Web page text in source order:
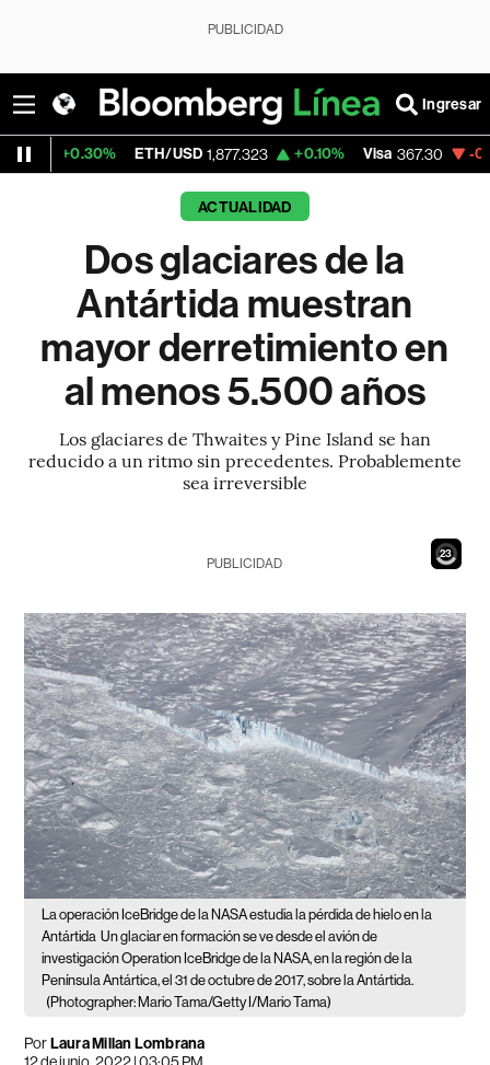
PUBLICIDAD
Ingresar
ETH/USD 1,877.323 +0.10% Visa 367.30 -0.62%
ACTUALIDAD
Dos glaciares de la
Antártida muestran
mayor derretimiento en
al menos 5.500 años
Los glaciares de Thwaites y Pine Island se han
reducido a un ritmo sin precedentes. Probablemente
sea irreversible
21
PUBLICIDAD
La operación IceBridge de la NASA estudia la pérdida de hielo en la
Antártida Un glaciar en formación se ve desde el avión de
investigación Operation IceBridge de la NASA, en la región de la
Península Antártica, el 31 de octubre de 2017, sobre la Antártida.
(Photographer: Mario Tama/Getty I/Mario Tama)
PorLaura Millan Lombrana